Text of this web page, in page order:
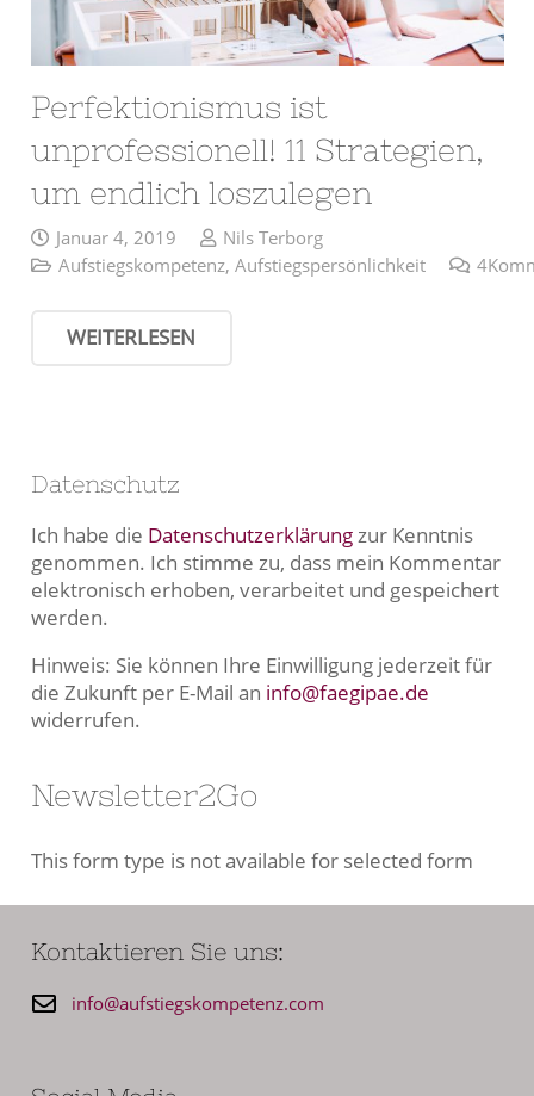
Perfektionismus ist
unprofessionell! 11 Strategien,
um endlich loszulegen
Januar 4, 2019
Nils Terborg
Aufstiegskompetenz, Aufstiegspersönlichkeit 4
WEITERLESEN
Datenschutz
Ich habe die Datenschutzerklärungzur Kenntnis
genommen. Ich stimme zu, dass mein Kommentar
elektronisch erhoben, verarbeitet und gespeichert
werden.
Hinweis: Sie können Ihre Einwilligung jederzeit für
die Zukunft per E-Mail an info@faegipae.de
widerrufen.
Newsletter2Go
This form type is not available for selected form
Kontaktieren Sie uns:
info@aufstiegskompetenz.com